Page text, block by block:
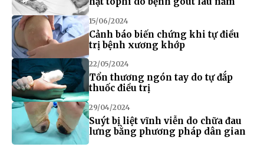
15/06/2024
Cảnh báo biến chứng khi tự điều
trị bệnh xương khớp
22/05/2024
Tổn thương ngón tay do tự đắp
thuốc điều trị
29/04/2024
Suýt bị liệt vĩnh viễn do chữa đau
lưng bằng phương pháp dân gian